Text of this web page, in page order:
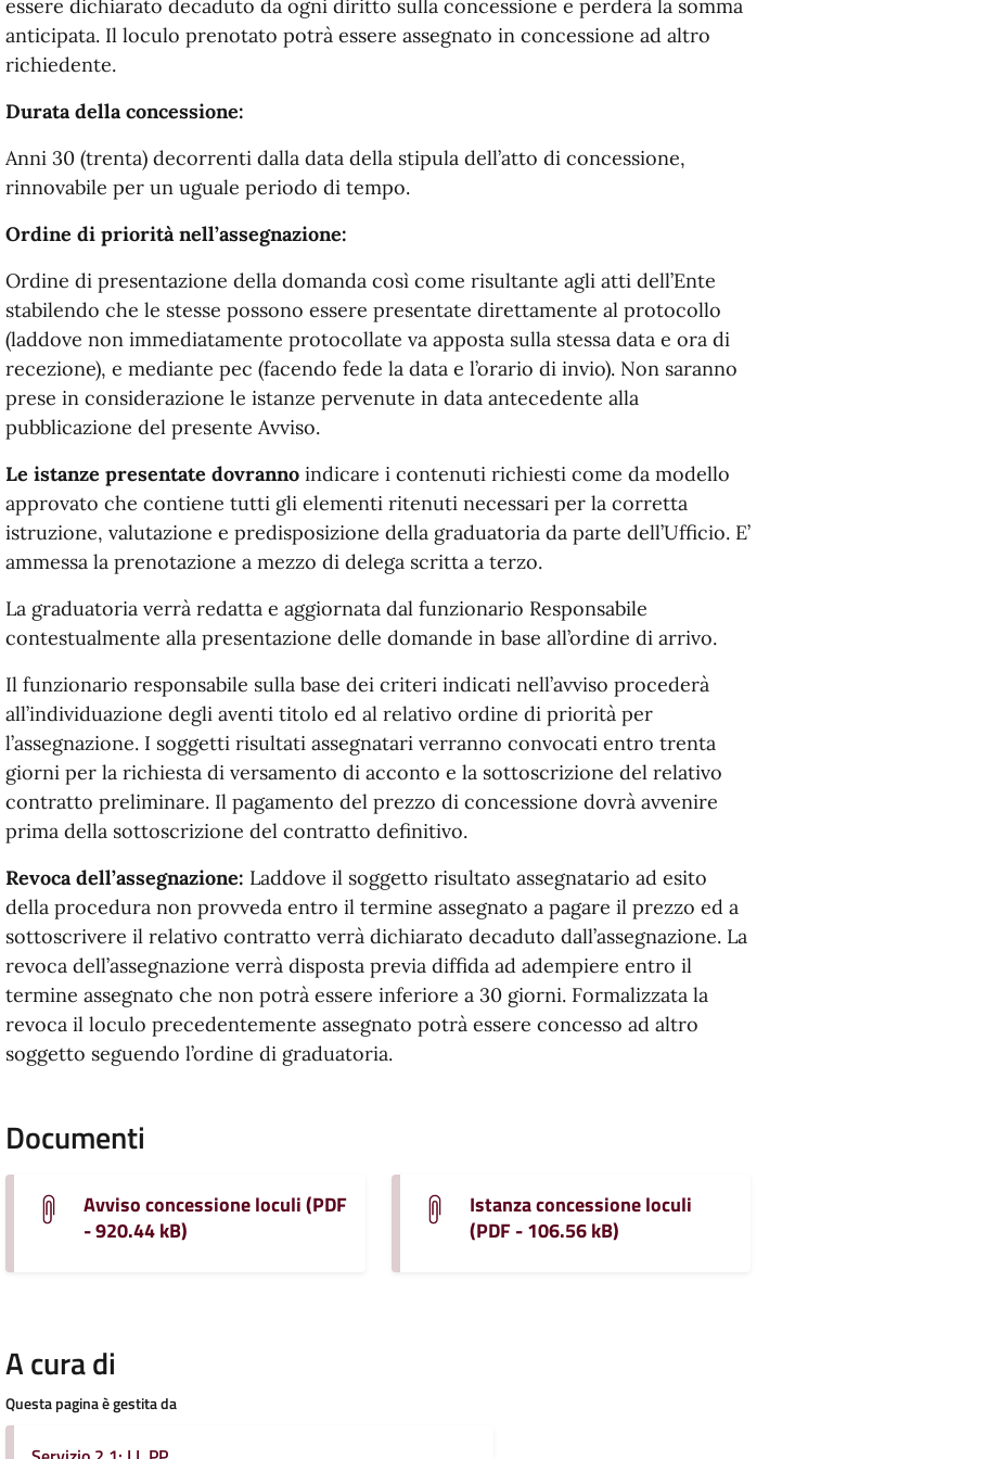
essere dichiarato decaduto da ogni diritto sulla concessione e perderà la somma
anticipata. Il loculo prenotato potrà essere assegnato in concessione ad altro
richiedente.
Durata della concessione:
Anni 30 (trenta) decorrenti dalla data della stipula dell’atto di concessione,
rinnovabile per un uguale periodo di tempo.
Ordine di priorità nell’assegnazione:
Ordine di presentazione della domanda così come risultante agli atti dell’Ente
stabilendo che le stesse possono essere presentate direttamente al protocollo
(laddove non immediatamente protocollate va apposta sulla stessa data e ora di
recezione), e mediante pec (facendo fede la data e l’orario di invio). Non saranno
prese in considerazione le istanze pervenute in data antecedente alla
pubblicazione del presente Avviso.
Le istanze presentate dovranno indicare i contenuti richiesti come da modello
approvato che contiene tutti gli elementi ritenuti necessari per la corretta
istruzione, valutazione e predisposizione della graduatoria da parte dell’Ufficio. E’
ammessa la prenotazione a mezzo di delega scritta a terzo.
La graduatoria verrà redatta e aggiornata dal funzionario Responsabile
contestualmente alla presentazione delle domande in base all’ordine di arrivo.
Il funzionario responsabile sulla base dei criteri indicati nell’avviso procederà
all’individuazione degli aventi titolo ed al relativo ordine di priorità per
l’assegnazione. I soggetti risultati assegnatari verranno convocati entro trenta
giorni per la richiesta di versamento di acconto e la sottoscrizione del relativo
contratto preliminare. Il pagamento del prezzo di concessione dovrà avvenire
prima della sottoscrizione del contratto definitivo.
Revoca dell’assegnazione: Laddove il soggetto risultato assegnatario ad esito
della procedura non provveda entro il termine assegnato a pagare il prezzo ed a
sottoscrivere il relativo contratto verrà dichiarato decaduto dall’assegnazione. La
revoca dell’assegnazione verrà disposta previa diffida ad adempiere entro il
termine assegnato che non potrà essere inferiore a 30 giorni. Formalizzata la
revoca il loculo precedentemente assegnato potrà essere concesso ad altro
soggetto seguendo l’ordine di graduatoria.
Documenti
Avviso concessione loculi (PDF
- 920.44 kB)
Istanza concessione loculi
(PDF - 106.56 kB)
A cura di
Questa pagina è gestita da